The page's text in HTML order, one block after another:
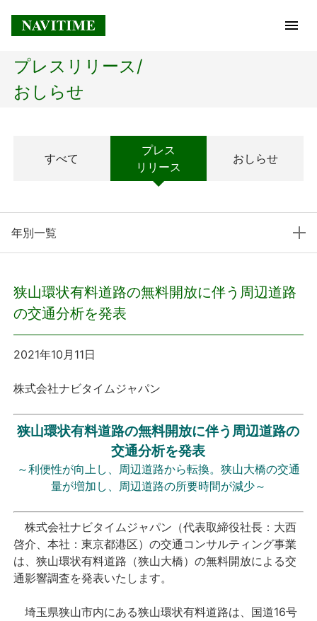
トップページ
経営理念
プレスリリース
プレスリリース
おしらせ
サービス
個人向けサービス
法人向けサービス
採用情報
English
プレスリリース/
おしらせ
すべて
プレス
リリース
おしらせ
年別一覧
狭山環状有料道路の無料開放に伴う周辺道路
の交通分析を発表
2021年10月11日
株式会社ナビタイムジャパン
狭山環状有料道路の無料開放に伴う周辺道路の
交通分析を発表
～利便性が向上し、周辺道路から転換。狭山大橋の交通
量が増加し、周辺道路の所要時間が減少～
株式会社ナビタイムジャパン（代表取締役社長：大西
啓介、本社：東京都港区）の交通コンサルティング事業
は、狭山環状有料道路（狭山大橋）の無料開放による交
通影響調査を発表いたします。
埼玉県狭山市内にある狭山環状有料道路は、国道16号